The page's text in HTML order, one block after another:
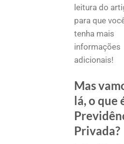
leitura do
para que
tenha mais
informações
adicionais!
Mas
lá, o que
Privada?